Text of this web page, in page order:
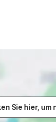
Sie hier, um